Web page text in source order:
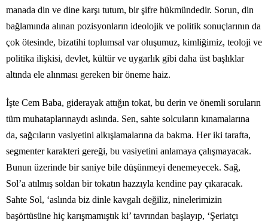
manada din ve dine karşı tutum, bir şifre hükmündedir. Sorun, din
bağlamında alınan pozisyonların ideolojik ve politik sonuçlarının da
çok ötesinde, bizatihi toplumsal var oluşumuz, kimliğimiz, teoloji ve
politika ilişkisi, devlet, kültür ve uygarlık gibi daha üst başlıklar
altında ele alınması gereken bir öneme haiz.
İşte Cem Baba, giderayak attığın tokat, bu derin ve önemli soruların
tüm muhataplarınaydı aslında. Sen, sahte solcuların kınamalarına
da, sağcıların vasiyetini alkışlamalarına da bakma. Her iki tarafta,
segmenter karakteri gereği, bu vasiyetini anlamaya çalışmayacak.
Bunun üzerinde bir saniye bile düşünmeyi denemeyecek. Sağ,
Sol’a atılmış soldan bir tokatın hazzıyla kendine pay çıkaracak.
Sahte Sol, ‘aslında biz dinle kavgalı değiliz, ninelerimizin
başörtüsüne hiç karışmamıştık ki’ tavrından başlayıp, ‘Şeriatçı